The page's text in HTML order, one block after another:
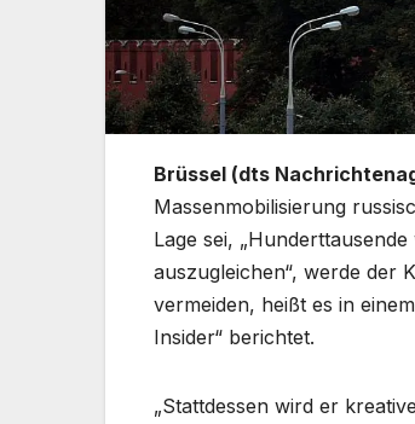
Brüssel (dts
Massenmobilisierung
Lage sei,
auszugleichen“, werde der
vermeiden, heißt es in
Insider“ berichtet.
„Stattdessen wird er